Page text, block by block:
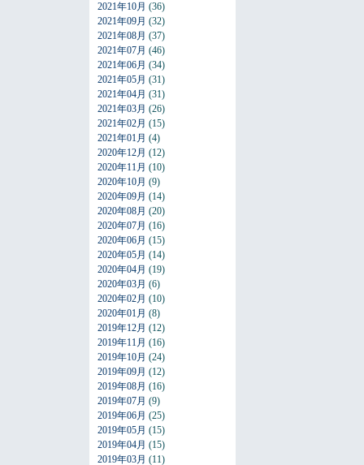
2021年10月 (36)
2021年09月 (32)
2021年08月 (37)
2021年07月 (46)
2021年06月 (34)
2021年05月 (31)
2021年04月 (31)
2021年03月 (26)
2021年02月 (15)
2021年01月 (4)
2020年12月 (12)
2020年11月 (10)
2020年10月 (9)
2020年09月 (14)
2020年08月 (20)
2020年07月 (16)
2020年06月 (15)
2020年05月 (14)
2020年04月 (19)
2020年03月 (6)
2020年02月 (10)
2020年01月 (8)
2019年12月 (12)
2019年11月 (16)
2019年10月 (24)
2019年09月 (12)
2019年08月 (16)
2019年07月 (9)
2019年06月 (25)
2019年05月 (15)
2019年04月 (15)
2019年03月 (11)